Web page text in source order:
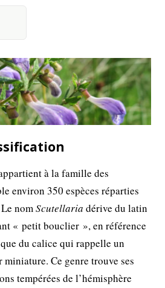
à la famille des
environ 350 espèces réparties
Le nomScutellaria dérive du latin
« petit bouclier », en référence
du calice qui rappelle un
Ce genre trouve ses
tempérées de l’hémisphère